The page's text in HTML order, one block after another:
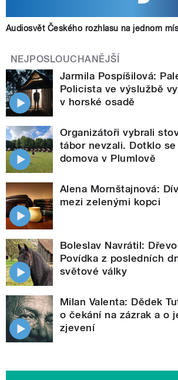
Audiosvět Českého rozhlasu na jednom
NEJPOSLOUCHANĚJŠÍ
Jarmila Pospíšilová:
Policista ve výslužbě
v horské osadě
Organizátoři vybrali
tábor nevzali. Dotklo
domova v Plumlově
Alena Mornštajnová:
mezi zelenými kopci
Boleslav Navrátil:
Povídka z posledních
světové války
Milan Valenta: Dědek
o čekání na zázrak a o
zjevení